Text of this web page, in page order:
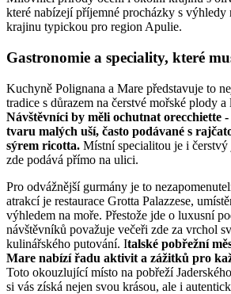
které nabízejí příjemné procházky s výhledy
krajinu typickou pro region Apulie.
Gastronomie a speciality, které
Kuchyně Polignana a Mare představuje to
tradice s důrazem na čerstvé mořské plody
Návštěvníci by měli ochutnat orecchiette
tvaru malých uší, často podávané s
sýrem ricotta. Místní specialitou je i
zde podává přímo na ulici.
Pro odvážnější gurmány je to
atrakcí je restaurace Grotta Palazzese,
výhledem na moře. Přestože jde o luxusní
návštěvníků považuje večeři zde za vrchol
kulinářského putování. Italské pobřežní
Mare nabízí řadu aktivit a zážitků pro
Toto okouzlující místo na pobřeží
si vás získá nejen svou krásou, ale i